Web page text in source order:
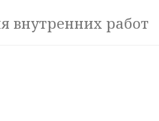
внутренних работ